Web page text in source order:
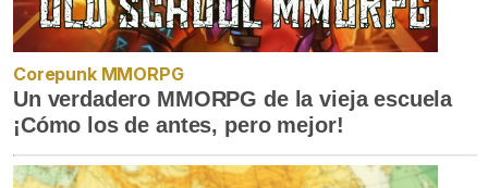
Corepunk MMORPG
Un verdadero MMORPG de la vieja escuela
¡Cómo los de antes, pero mejor!